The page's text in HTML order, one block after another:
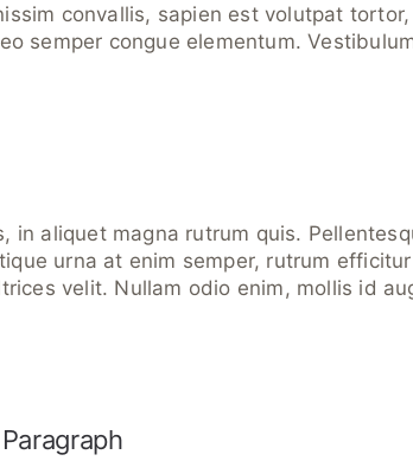
convallis, sapien est volutpat
semper congue elementum.
in aliquet magna rutrum quis.
urna at enim semper, rutrum
velit. Nullam odio enim, mollis id